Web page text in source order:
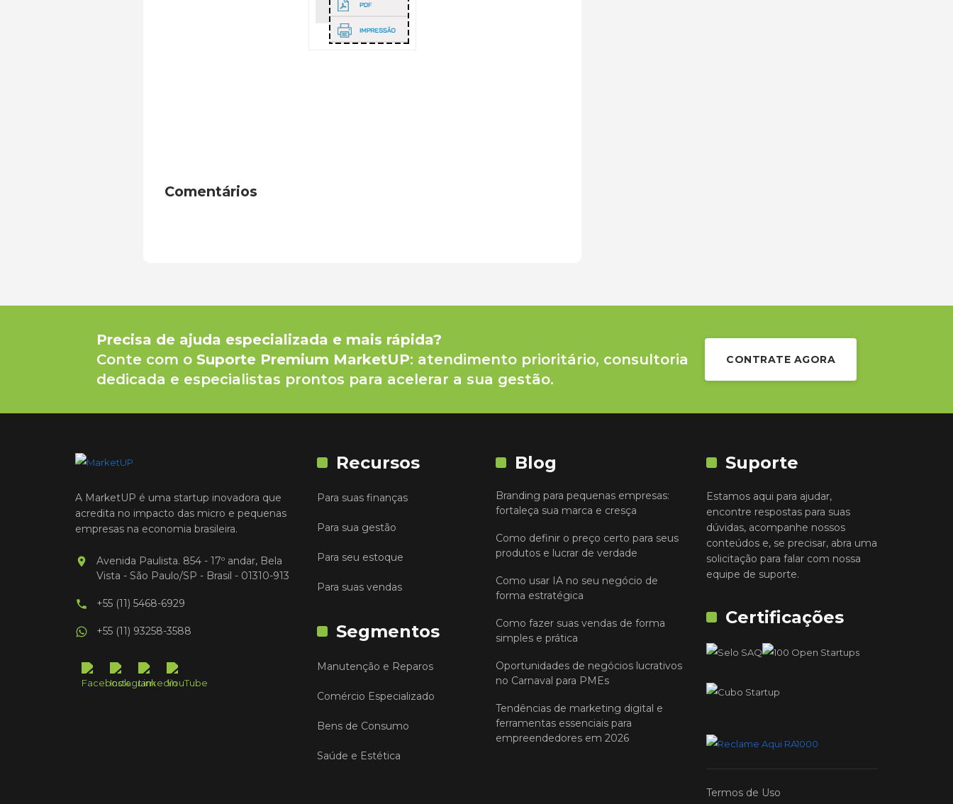
Comentários
Precisa de ajuda especializada e mais rápida?
Conte com o Suporte Premium MarketUP: atendimento prioritário, consultoria
dedicada e especialistas prontos para acelerar a sua gestão.
CONTRATE AGORA
A MarketUP é uma startup inovadora que
acredita no impacto das micro e pequenas
empresas na economia brasileira.
Avenida Paulista. 854 - 17º andar, Bela
Vista - São Paulo/SP - Brasil - 01310-913
+55 (11) 5468-6929
+55 (11) 93258-3588
Recursos
Para suas finanças
Para sua gestão
Para seu estoque
Para suas vendas
Segmentos
Manutenção e Reparos
Comércio Especializado
Bens de Consumo
Saúde e Estética
Blog
Branding para pequenas empresas:
fortaleça sua marca e cresça
Como definir o preço certo para seus
produtos e lucrar de verdade
Como usar IA no seu negócio de
forma estratégica
Como fazer suas vendas de forma
simples e prática
Oportunidades de negócios lucrativos
no Carnaval para PMEs
Tendências de marketing digital e
ferramentas essenciais para
empreendedores em 2026
Suporte
Estamos aqui para ajudar,
encontre respostas para suas
dúvidas, acompanhe nossos
conteúdos e, se precisar, abra uma
solicitação para falar com nossa
equipe de suporte.
Certificações
Termos de Uso